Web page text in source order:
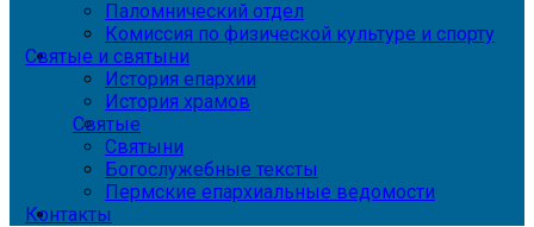
Паломнический отдел
Комиссия по физической культуре и спорту
Святые и святыни
История епархии
История храмов
Святые
Святыни
Богослужебные тексты
Пермские епархиальные ведомости
Контакты